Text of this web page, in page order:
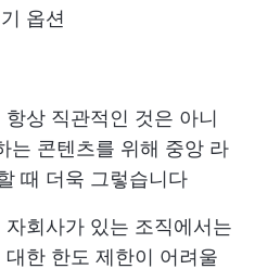
옵션
상 직관적인 것은 아니
는 콘텐츠를 위해 중앙 라
때 더욱 그렇습니다
회사가 있는 조직에서는
한 한도 제한이 어려울